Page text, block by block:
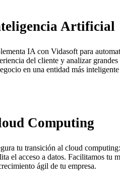
Artificial
IA con Vidasoft para
del cliente y analizar
en una entidad más
Computing
tu transición al cloud
el acceso a datos. Facilitamos tu
ágil de tu empresa.